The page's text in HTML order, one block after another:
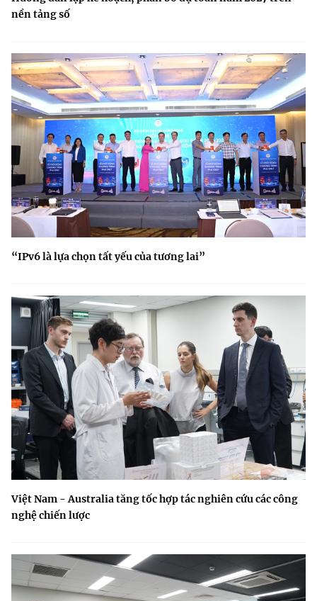
nền tảng số
“IPv6 là lựa chọn tất yếu của tương lai”
Việt Nam - Australia tăng tốc hợp tác nghiên cứu các công
nghệ chiến lược